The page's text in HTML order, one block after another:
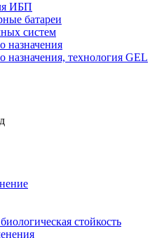
ИБП
батареи
систем
назначения
назначения, технология GEL
стойкость